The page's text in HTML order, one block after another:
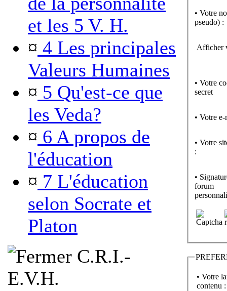
et les 5 V. H.
¤ 4 Les principales
Valeurs Humaines
¤ 5 Qu'est-ce que
les Veda?
¤ 6 A propos de
l'éducation
¤ 7 L'éducation
selon Socrate et
Platon
C.R.I.-
E.V.H.
• Votre
pseudo) :
Afficher
• Votre
secret
• Votre
• Votre
:
•
forum
• Votre
contenu :